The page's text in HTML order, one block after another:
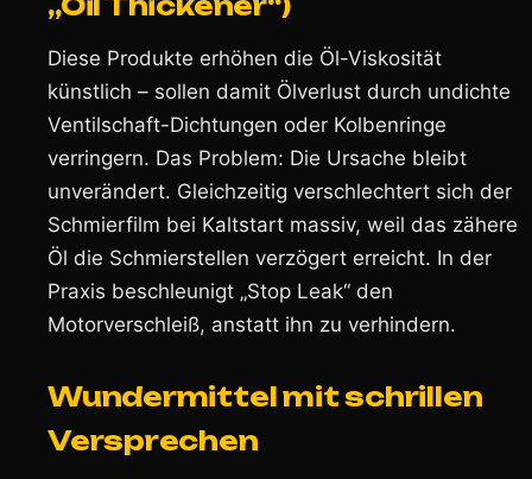
Diese Produkte erhöhen die Öl-Viskosität
künstlich – sollen damit Ölverlust durch undichte
Ventilschaft-Dichtungen oder Kolbenringe
verringern. Das Problem: Die Ursache bleibt
unverändert. Gleichzeitig verschlechtert sich der
Schmierfilm bei Kaltstart massiv, weil das zähere
Öl die Schmierstellen verzögert erreicht. In der
Praxis beschleunigt „Stop Leak“ den
Motorverschleiß, anstatt ihn zu verhindern.
Wundermittel mit schrillen
Versprechen